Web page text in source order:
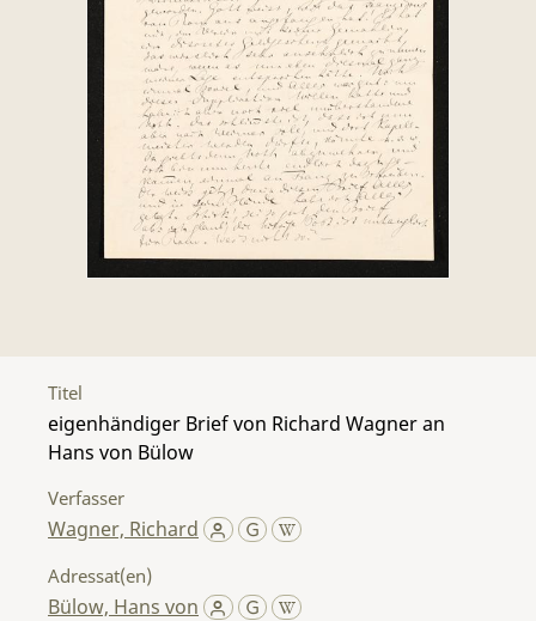
Titel
eigenhändiger Brief von Richard Wagner an
Hans von Bülow
Verfasser
Wagner, Richard
Adressat(en)
Bülow, Hans von